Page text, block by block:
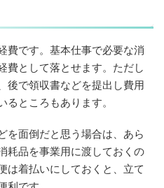
費です。基本仕事で必要な消
費として落とせます。ただし
後で領収書などを提出し費用
ところもあります。
を面倒だと思う場合は、あら
耗品を事業用に渡しておくの
は着払いにしておくと、立て